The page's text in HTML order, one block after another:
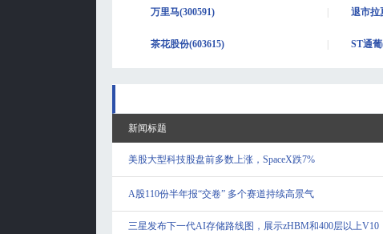
万里马(300591) 退市拉
茶花股份(603615) ST通葡
新闻标题
美股大型科技股盘前多数上涨，SpaceX跌7%
A股110份半年报“交卷” 多个赛道持续高景气
三星发布下一代AI存储路线图，展示zHBM和400层以上V10